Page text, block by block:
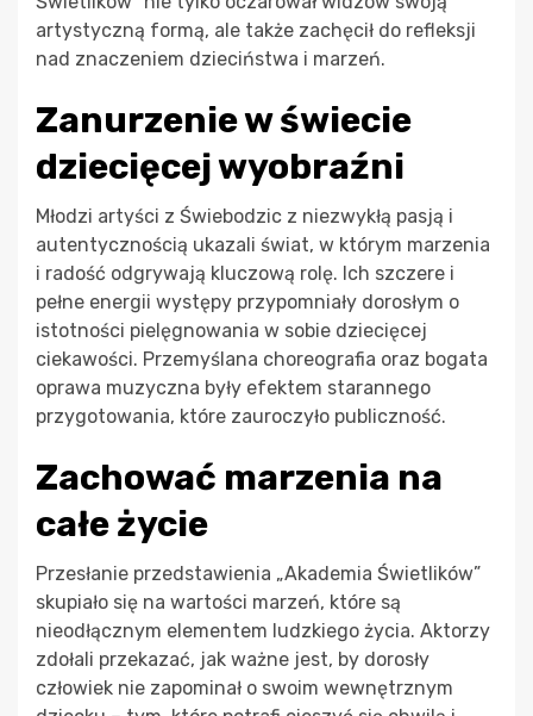
artystyczną formą, ale także zachęcił do refleksji
nad znaczeniem dzieciństwa i marzeń.
Zanurzenie w świecie
dziecięcej wyobraźni
Młodzi artyści z Świebodzic z niezwykłą pasją i
autentycznością ukazali świat, w którym marzenia
i radość odgrywają kluczową rolę. Ich szczere i
pełne energii występy przypomniały dorosłym o
istotności pielęgnowania w sobie dziecięcej
ciekawości. Przemyślana choreografia oraz bogata
oprawa muzyczna były efektem starannego
przygotowania, które zauroczyło publiczność.
Zachować marzenia na
całe życie
Przesłanie przedstawienia „Akademia Świetlików”
skupiało się na wartości marzeń, które są
nieodłącznym elementem ludzkiego życia. Aktorzy
zdołali przekazać, jak ważne jest, by dorosły
człowiek nie zapominał o swoim wewnętrznym